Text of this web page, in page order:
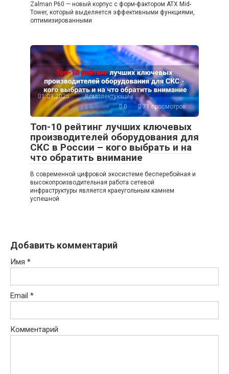
Zalman P60 — новый корпус с форм-фактором ATX Mid-
Tower, который выделяется эффективными функциями,
оптимизированными
01.09.2025
Комплектующие
0
71 просмотров
Топ-10 рейтинг лучших ключевых
производителей оборудования для
СКС в России – кого выбрать и на
что обратить внимание
В современной цифровой экосистеме бесперебойная и
высокопроизводительная работа сетевой
инфраструктуры является краеугольным камнем
успешной
Добавить комментарий
Имя *
Email *
Комментарий